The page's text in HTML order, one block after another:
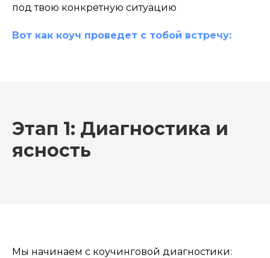
под твою конкретную ситуацию
Вот как коуч проведет с тобой встречу:
Этап 1: Диагностика и
ясность
Мы начинаем с коучинговой диагностики: